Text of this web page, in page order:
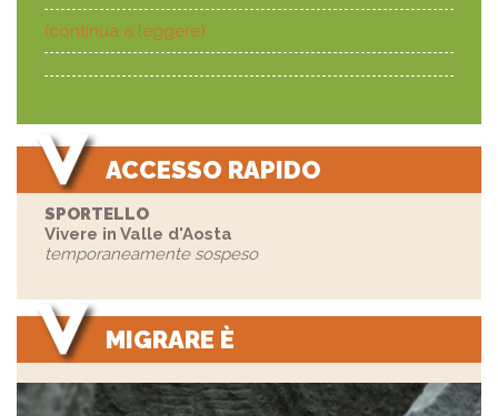
(continua a leggere)
ACCESSO RAPIDO
SPORTELLO
Vivere in Valle d'Aosta
temporaneamente sospeso
MIGRARE È